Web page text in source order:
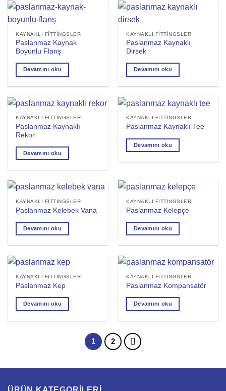
KAYNAKLI FITTINGSLER
Paslanmaz Kaynak
Boyunlu Flanş
Devamını oku
KAYNAKLI FITTINGSLER
Paslanmaz Kaynaklı
Dirsek
Devamını oku
KAYNAKLI FITTINGSLER
Paslanmaz Kaynaklı
Rekor
Devamını oku
KAYNAKLI FITTINGSLER
Paslanmaz Kaynaklı Tee
Devamını oku
KAYNAKLI FITTINGSLER
Paslanmaz Kelebek Vana
Devamını oku
KAYNAKLI FITTINGSLER
Paslanmaz Kelepçe
Devamını oku
KAYNAKLI FITTINGSLER
Paslanmaz Kep
Devamını oku
KAYNAKLI FITTINGSLER
Paslanmaz Kompansatör
Devamını oku
1 2